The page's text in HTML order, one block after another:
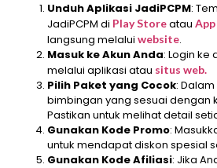
Unduh Aplikasi JadiPCPM:
JadiPCPM di Play Storeatau
langsung melalui website.
Masuk ke Akun Anda: Login ke
melalui aplikasi atau situs web.
Pilih Paket yang Cocok: Dalam
bimbingan yang sesuai dengan
Pastikan untuk melihat detail
Gunakan Kode Promo:
untuk mendapat diskon spesial
Gunakan Kode Afiliasi: Jika